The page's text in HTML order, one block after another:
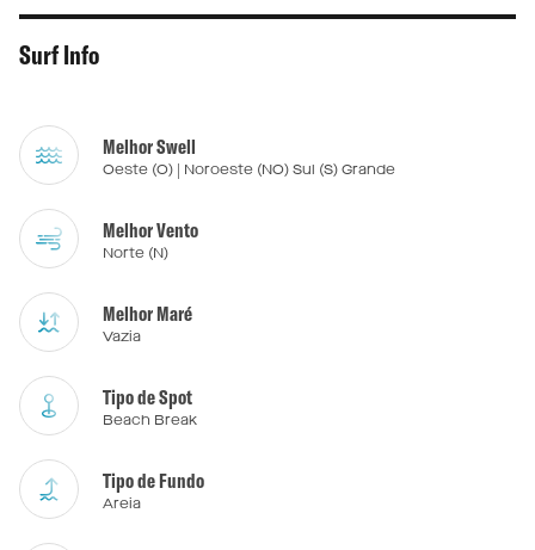
Surf Info
Melhor Swell
Oeste (O) | Noroeste (NO) Sul (S) Grande
Melhor Vento
Norte (N)
Melhor Maré
Vazia
Tipo de Spot
Beach Break
Tipo de Fundo
Areia